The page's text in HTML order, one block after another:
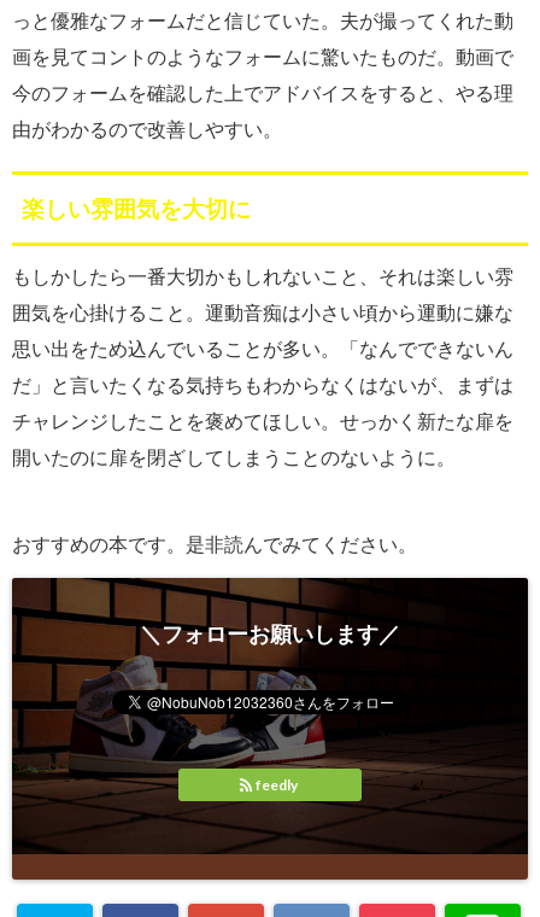
っと優雅なフォームだと信じていた。夫が撮ってくれた動
画を見てコントのようなフォームに驚いたものだ。動画で
今のフォームを確認した上でアドバイスをすると、やる理
由がわかるので改善しやすい。
楽しい雰囲気を大切に
もしかしたら一番大切かもしれないこと、それは楽しい雰
囲気を心掛けること。運動音痴は小さい頃から運動に嫌な
思い出をため込んでいることが多い。「なんでできないん
だ」と言いたくなる気持ちもわからなくはないが、まずは
チャレンジしたことを褒めてほしい。せっかく新たな扉を
開いたのに扉を閉ざしてしまうことのないように。
おすすめの本です。是非読んでみてください。
＼フォローお願いします／
feedly